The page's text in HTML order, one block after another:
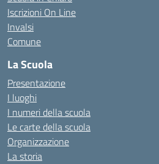
Iscrizioni On Line
Invalsi
Comune
La Scuola
Presentazione
I luoghi
I numeri della scuola
Le carte della scuola
Organizzazione
La storia